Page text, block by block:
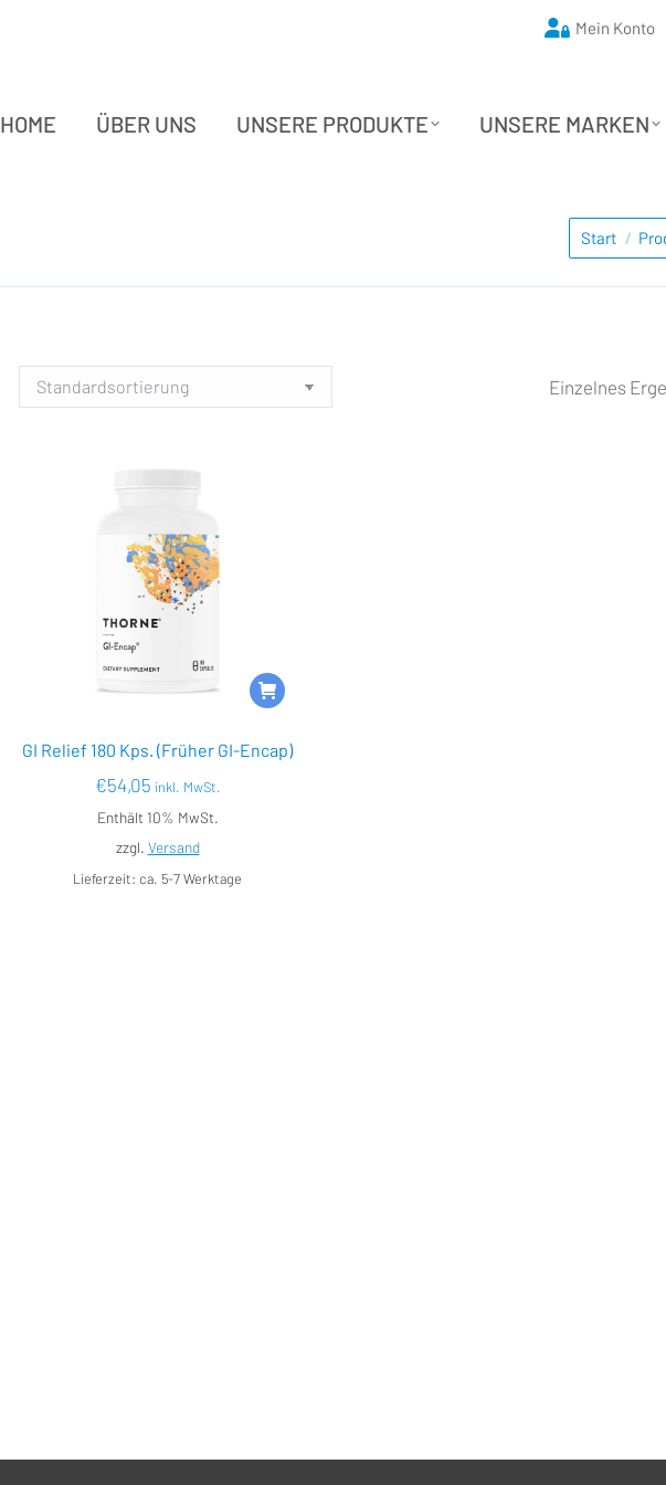
Mein Konto
HOME ÜBER UNS UNSERE PRODUKTE UNSERE MARKEN
Sie
Start
Einzelnes
GI Relief 180 Kps. (Früher GI-Encap)
€54,05 inkl. MwSt.
Enthält 10% MwSt.
zzgl. Versand
Lieferzeit: ca. 5-7 Werktage